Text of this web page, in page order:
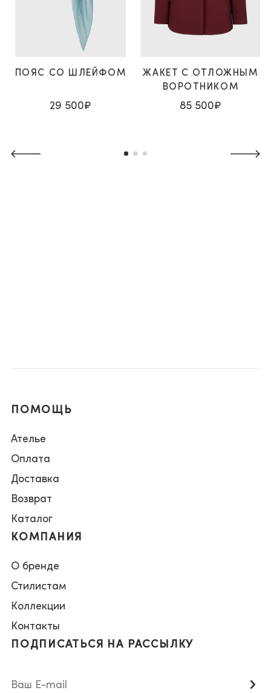
ПОЯС СО ШЛЕЙФОМ
29 500₽
ЖАКЕТ С ОТЛОЖНЫМ
ВОРОТНИКОМ
85 500₽
ПОМОЩЬ
Ателье
Оплата
Доставка
Возврат
Каталог
КОМПАНИЯ
О бренде
Стилистам
Коллекции
Контакты
ПОДПИСАТЬСЯ НА РАССЫЛКУ